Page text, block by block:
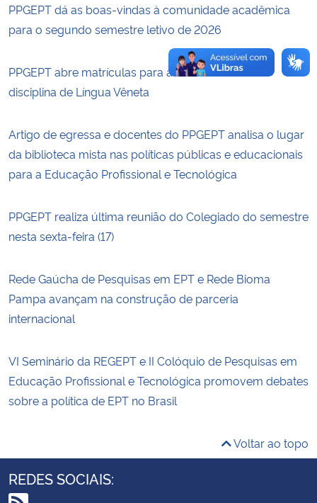
PPGEPT dá as boas-vindas à comunidade acadêmica
para o segundo semestre letivo de 2026
PPGEPT abre matrículas para a terceira turma da
disciplina de Língua Vêneta
Artigo de egressa e docentes do PPGEPT analisa o lugar
da biblioteca mista nas políticas públicas e educacionais
para a Educação Profissional e Tecnológica
PPGEPT realiza última reunião do Colegiado do semestre
nesta sexta-feira (17)
Rede Gaúcha de Pesquisas em EPT e Rede Bioma
Pampa avançam na construção de parceria
internacional
VI Seminário da REGEPT e II Colóquio de Pesquisas em
Educação Profissional e Tecnológica promovem debates
sobre a política de EPT no Brasil
Voltar ao topo
REDES SOCIAIS: